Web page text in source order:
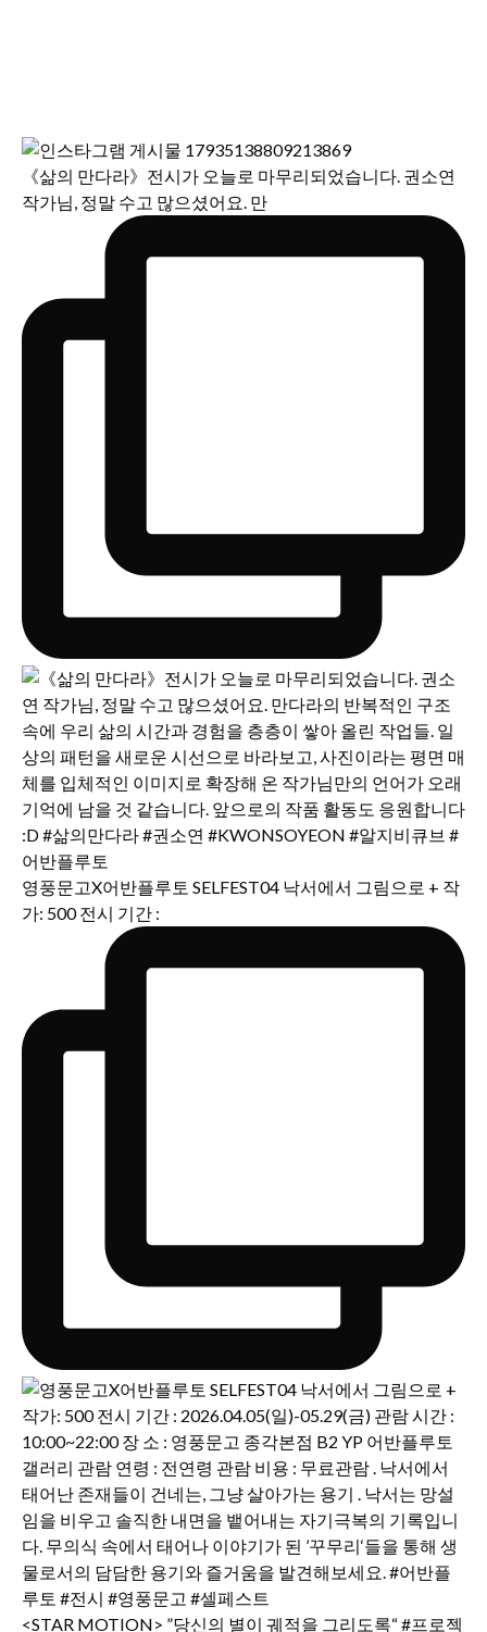
《삶의 만다라》전시가 오늘로 마무리되었습니다. 권소연
작가님, 정말 수고 많으셨어요. 만
영풍문고X어반플루토 SELFEST04 낙서에서 그림으로 + 작
가: 500 전시 기간 :
<STAR MOTION> ”당신의 별이 궤적을 그리도록“ #프로젝